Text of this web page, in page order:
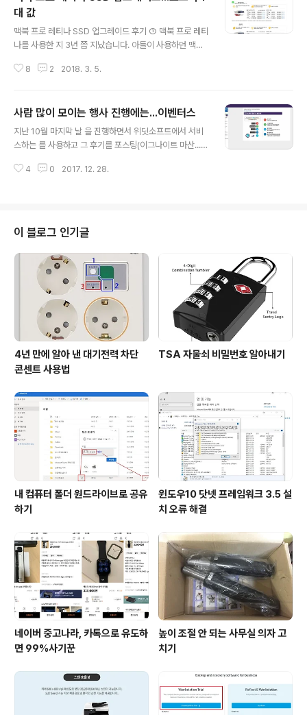
대 값
맥북 프로 레티나 SSD 업그레이드 후기 ① 맥북 프로 레티
나를 사용한 지 3년 쯤 지났습니다. 아들이 사용하던 맥북
되는 맥의 편리함에 익숙해져 맥북 프로 레티나를 구입하
에 저장공간이 부족한 단점이 있었지만, 상대적으로 가격
이 저렴한 Transcend JetDrive SD 카드를 구입하여
저장 공간으로 사용하는 방법을 선택하였습니다. 하지만
성가신 일들이 자주 생겼습니다. 애플에서 만든 맥 제품들
8 2 2018. 3. 5.
사람 많이 모이는 행사 진행에는...이벤터스
지난 10월 마지막 날 을 진행하면서 위딧소프트에서 서비
스하는 를 사용하고 그 후기를 포스팅(이그나이트 마산...쌍
에게 '실시간 소통이 아주 좋았다'는 긍정적인 평가를 받았
사용했던 에 원탁토론에서 활용할 수 있는 몇 가지 기능이
더 있었으면 좋겠다는 제안을 하였습니다. 그랬더니 제작
사인 위딧소프트에서 보다 한 단계 업그레이드 된 라는 서
비스를 소개해주더군요. 며칠 동안 의 기능을 살펴보고 테
스트 해 본 후 퍼실리테이터 사전 교육과 원탁 토론 당일에
사용해 보았습니다. 이벤터스 홈페이..
4 0 2017. 12. 28.
이 블로그 인기글
4년 만에 알아 낸 대기전력 차단
콘센트 사용법
TSA 자물쇠 비밀번호 알아내기
내 컴퓨터 폴더 원드라이브로 공유
하기
윈도우10 닷넷 프레임워크 3.5 설
치 오류 해결
네이버 중고나라, 카톡으로 유도하
면 99%사기꾼
높이 조절 안 되는 사무실 의자 고
치기